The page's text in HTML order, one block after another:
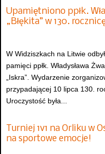
Upamiętniono ppłk.
„Błękita” w 130.
W Widziszkach na Litwie
pamięci ppłk. Władysława
„Iskra”. Wydarzenie
przypadającej 10 lipca 130.
Uroczystość była...
Turniej 1v1 na Orliku w
na sportowe emocje!